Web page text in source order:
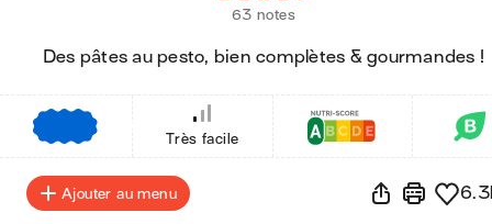
63 notes
Des pâtes au pesto, bien complètes & gourmandes !
Très facile
Ajouter au menu